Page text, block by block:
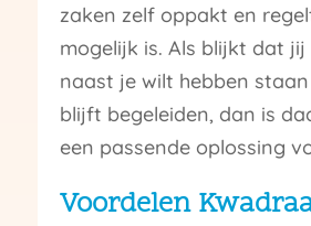
zaken zelf oppakt en
mogelijk is. Als blijkt dat jij
naast je wilt hebben
blijft begeleiden, dan is
een passende oplossing
Voordelen